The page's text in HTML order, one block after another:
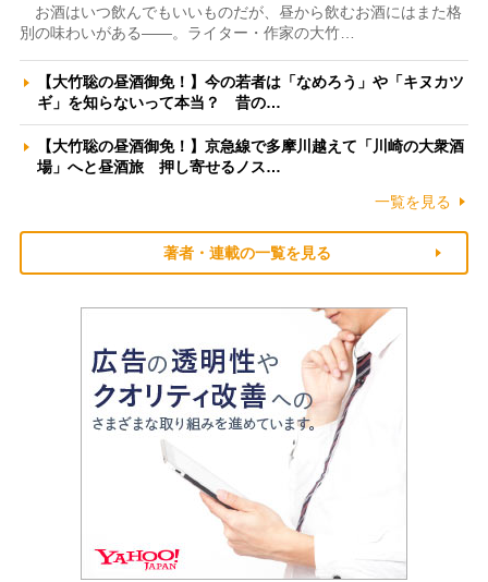
お酒はいつ飲んでもいいものだが、昼から飲むお酒にはまた格
別の味わいがある――。ライター・作家の大竹…
【大竹聡の昼酒御免！】今の若者は「なめろう」や「キヌカツ
ギ」を知らないって本当？ 昔の…
【大竹聡の昼酒御免！】京急線で多摩川越えて「川崎の大衆酒
場」へと昼酒旅 押し寄せるノス…
一覧を見る
著者・連載の一覧を見る